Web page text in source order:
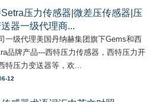
压力传感器|微差压传感器|压
器一级代理商...
一级代理美国丹纳赫集团旗下Gems和西
品牌产品---西特压力传感器，西特压力开
特压力变送器等，欢...
12